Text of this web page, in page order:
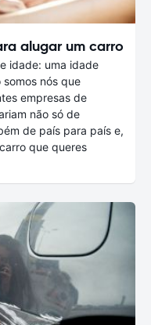
alugar um carro
idade: uma idade
nós que
empresas de
não só de
de país para país e,
que queres